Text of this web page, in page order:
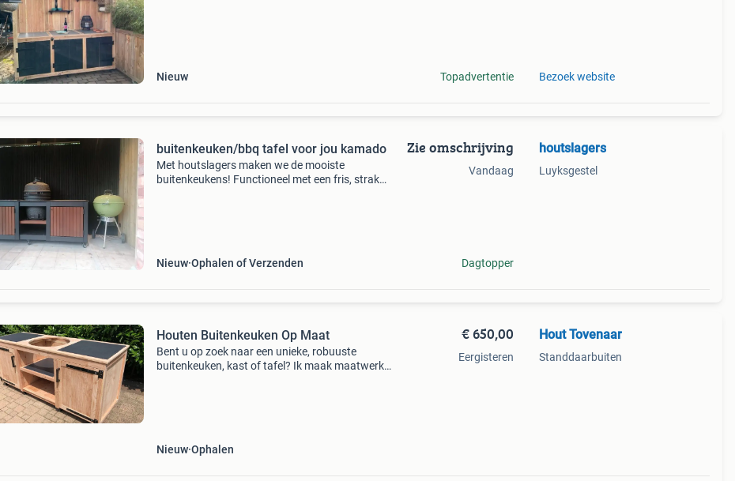
Nieuw Topadvertentie Bezoek website
buitenkeuken/bbq tafel voor jou kamado
Met houtslagers maken we de mooiste
buitenkeukens! Functioneel met een fris, strak
Nieuw Ophalen of Verzenden
Zie omschrijving
Vandaag
Dagtopper
houtslagers
Luyksgestel
Houten Buitenkeuken Op Maat
Bent u op zoek naar een unieke, robuuste
buitenkeuken, kast of tafel? Ik maak maatwerk
Nieuw Ophalen
€ 650,00
Eergisteren
Hout Tovenaar
Standdaarbuiten